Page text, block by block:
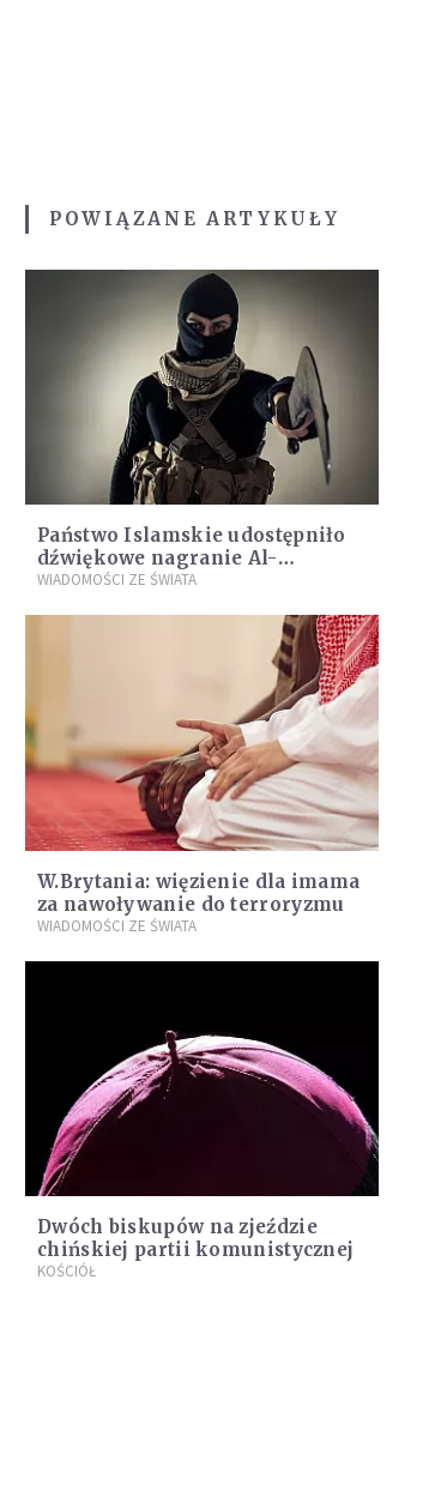
POWIĄZANE ARTYKUŁY
Państwo Islamskie udostępniło
dźwiękowe nagranie Al-
Bagdadiego
WIADOMOŚCI ZE ŚWIATA
W.Brytania: więzienie dla imama
za nawoływanie do terroryzmu
WIADOMOŚCI ZE ŚWIATA
Dwóch biskupów na zjeździe
chińskiej partii komunistycznej
KOŚCIÓŁ